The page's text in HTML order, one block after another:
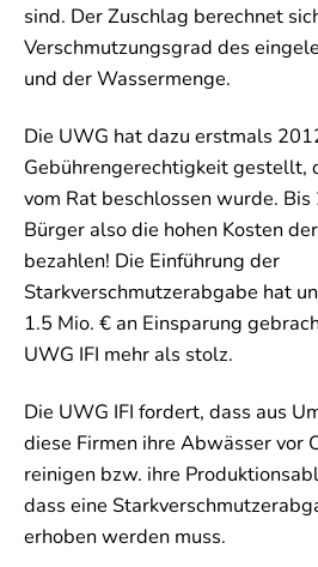
sind. Der Zuschlag berechnet
Verschmutzungsgrad des
und der Wassermenge.
Die UWG hat dazu erstmals
Gebührengerechtigkeit gestellt,
vom Rat beschlossen wurde.
Bürger also die hohen Kosten
bezahlen! Die Einführung der
Starkverschmutzerabgabe hat
1.5 Mio. € an Einsparung
UWG IFI mehr als stolz.
Die UWG IFI fordert, dass aus
diese Firmen ihre Abwässer vor
reinigen bzw. ihre
dass eine
erhoben werden muss.